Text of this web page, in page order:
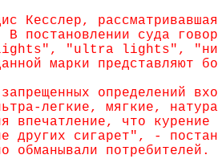
Кесслер,
В постановлении суда
"ultra lights",
марки представляют
запрещенных
легкие, мягкие,
впечатление, что
других сигарет", -
обманывали потребителей.